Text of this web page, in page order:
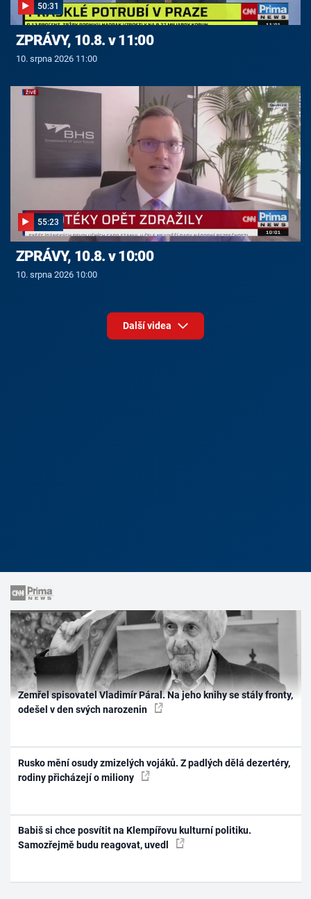
50:31
ZPRÁVY, 10.8. v 11:00
10. srpna 2026 11:00
55:23
ZPRÁVY, 10.8. v 10:00
10. srpna 2026 10:00
Další videa
Zemřel spisovatel Vladimír Páral. Na jeho knihy se stály fronty,
odešel v den svých narozenin
Rusko mění osudy zmizelých vojáků. Z padlých dělá dezertéry,
rodiny přicházejí o miliony
Babiš si chce posvítit na Klempířovu kulturní politiku.
Samozřejmě budu reagovat, uvedl